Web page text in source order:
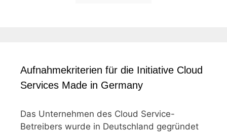
Aufnahmekriterien für die Initiative Cloud
Services Made in Germany
Das Unternehmen des Cloud Service-
Betreibers wurde in Deutschland gegründet